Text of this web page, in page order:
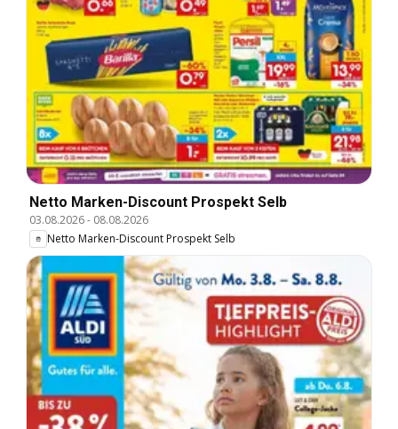
Netto Marken-Discount Prospekt Selb
03.08.2026- 08.08.2026
Netto Marken-Discount Prospekt Selb